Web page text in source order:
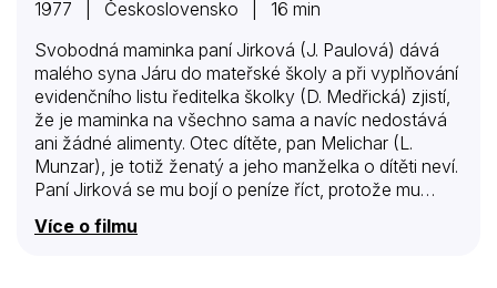
1977 | Československo | 16 min
Svobodná maminka paní Jirková (J. Paulová) dává
malého syna Járu do mateřské školy a při vyplňování
evidenčního listu ředitelka školky (D. Medřická) zjistí,
že je maminka na všechno sama a navíc nedostává
ani žádné alimenty. Otec dítěte, pan Melichar (L.
Munzar), je totiž ženatý a jeho manželka o dítěti neví.
Paní Jirková se mu bojí o peníze říct, protože mu
nechce dělat těžkosti. A tak se za ním vypraví paní
ředitelka sama…
Více o filmu